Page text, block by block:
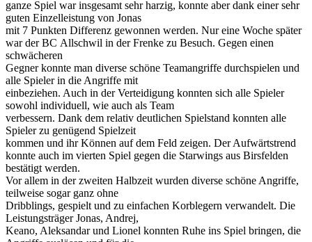
ganze Spiel war insgesamt sehr harzig, konnte aber dank einer sehr
guten Einzelleistung von Jonas
mit 7 Punkten Differenz gewonnen werden. Nur eine Woche später
war der BC Allschwil in der Frenke zu Besuch. Gegen einen
schwächeren
Gegner konnte man diverse schöne Teamangriffe durchspielen und
alle Spieler in die Angriffe mit
einbeziehen. Auch in der Verteidigung konnten sich alle Spieler
sowohl individuell, wie auch als Team
verbessern. Dank dem relativ deutlichen Spielstand konnten alle
Spieler zu genügend Spielzeit
kommen und ihr Können auf dem Feld zeigen. Der Aufwärtstrend
konnte auch im vierten Spiel gegen die Starwings aus Birsfelden
bestätigt werden.
Vor allem in der zweiten Halbzeit wurden diverse schöne Angriffe,
teilweise sogar ganz ohne
Dribblings, gespielt und zu einfachen Korblegern verwandelt. Die
Leistungsträger Jonas, Andrej,
Keano, Aleksandar und Lionel konnten Ruhe ins Spiel bringen, die